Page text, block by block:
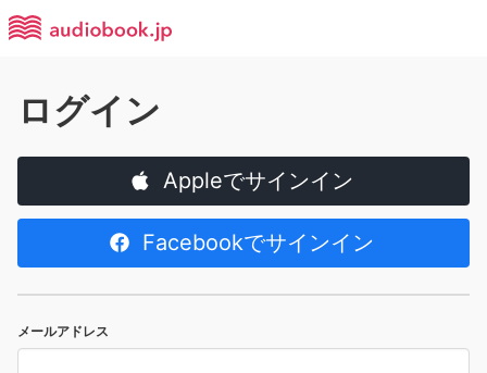
ログイン
Appleでサインイン
Facebookでサインイン
メールアドレス